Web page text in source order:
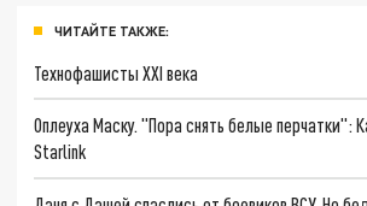
ЧИТАЙТЕ ТАКЖЕ:
Технофашисты XXI века
Оплеуха Маску. "Пора снять белые перчатки":
Starlink